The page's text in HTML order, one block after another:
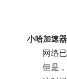
小哈加速
网络已经
但是，有